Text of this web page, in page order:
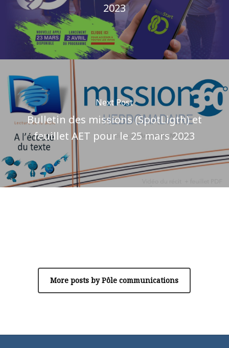
2023
Next Post
Bulletin des missions (SpotLigth) et
feuillet AET pour le 25 mars 2023
More posts by Pôle communications